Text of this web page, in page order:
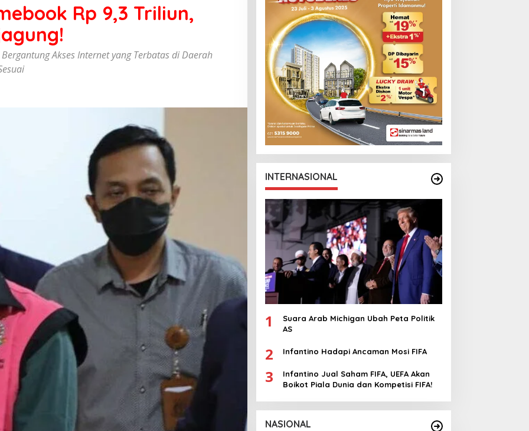
Rp 9,3 Triliun,
Akses Internet yang Terbatas di Daerah
INTERNASIONAL
1
Suara Arab Michigan Ubah Peta Politik
AS
2 Infantino Hadapi Ancaman Mosi FIFA
3
Infantino Jual Saham FIFA, UEFA Akan
Boikot Piala Dunia dan Kompetisi FIFA!
NASIONAL